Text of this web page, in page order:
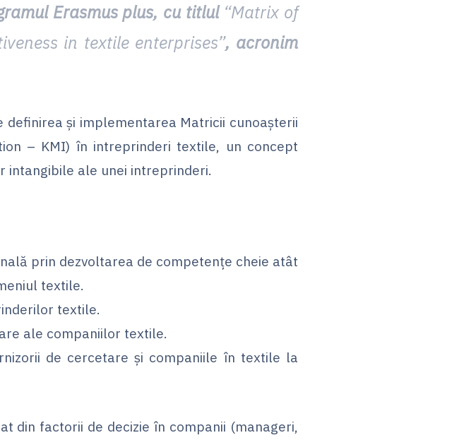
Erasmus plus, cu titlul “Matrix of
in textile enterprises”, acronim
și implementarea Matricii cunoașterii
– KMI) în intreprinderi textile, un concept
intangibile ale unei intreprinderi.
prin dezvoltarea de competențe cheie atât
textile.
textile.
ale companiilor textile.
de cercetare și companiile în textile la
din factorii de decizie în companii (manageri,